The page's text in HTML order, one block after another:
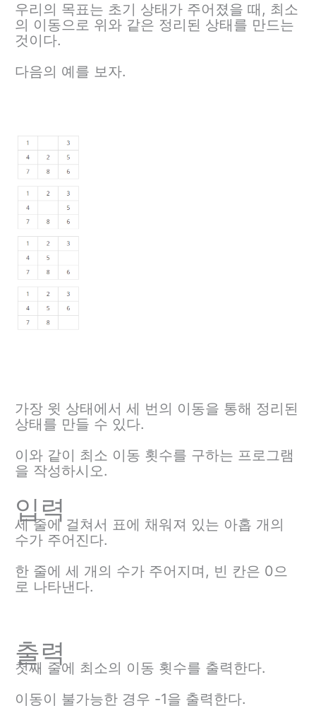
우리의 목표는 초기 상태가 주어졌을 때, 최소
의 이동으로 위와 같은 정리된 상태를 만드는
것이다.
다음의 예를 보자.
가장 윗 상태에서 세 번의 이동을 통해 정리된
상태를 만들 수 있다.
이와 같이 최소 이동 횟수를 구하는 프로그램
을 작성하시오.
입력
세 줄에 걸쳐서 표에 채워져 있는 아홉 개의
수가 주어진다.
한 줄에 세 개의 수가 주어지며, 빈 칸은 0으
로 나타낸다.
출력
첫째 줄에 최소의 이동 횟수를 출력한다.
이동이 불가능한 경우 -1을 출력한다.